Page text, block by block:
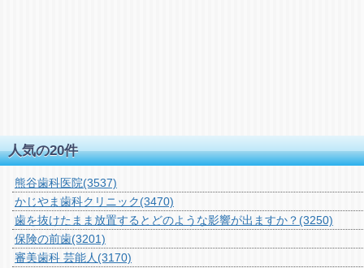
人気の20件
熊谷歯科医院(3537)
かじやま歯科クリニック(3470)
歯を抜けたまま放置するとどのような影響が出ますか？ (3250)
保険の前歯(3201)
審美歯科 芸能人 (3170)